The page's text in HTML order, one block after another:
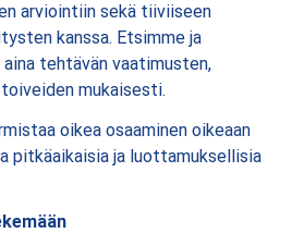
arviointiin sekä tiiviiseen
kanssa. Etsimme ja
tehtävän vaatimusten,
mukaisesti.
oikea osaaminen oikeaan
pitkäaikaisia ja luottamuksellisia